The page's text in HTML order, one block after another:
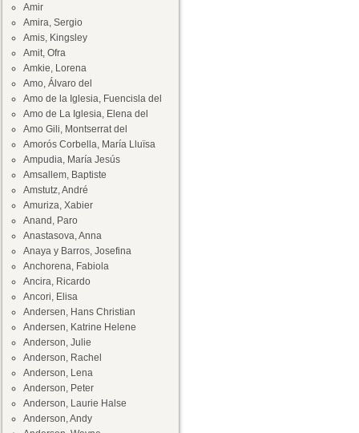
Amir
Amira, Sergio
Amis, Kingsley
Amit, Ofra
Amkie, Lorena
Amo, Álvaro del
Amo de la Iglesia, Fuencisla del
Amo de La Iglesia, Elena del
Amo Gili, Montserrat del
Amorós Corbella, María Lluïsa
Ampudia, María Jesús
Amsallem, Baptiste
Amstutz, André
Amuriza, Xabier
Anand, Paro
Anastasova, Anna
Anaya y Barros, Josefina
Anchorena, Fabiola
Ancira, Ricardo
Ancori, Elisa
Andersen, Hans Christian
Andersen, Katrine Helene
Anderson, Julie
Anderson, Rachel
Anderson, Lena
Anderson, Peter
Anderson, Laurie Halse
Anderson, Andy